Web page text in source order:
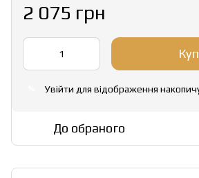
2 075 грн
Увійти для відображення
До обраного